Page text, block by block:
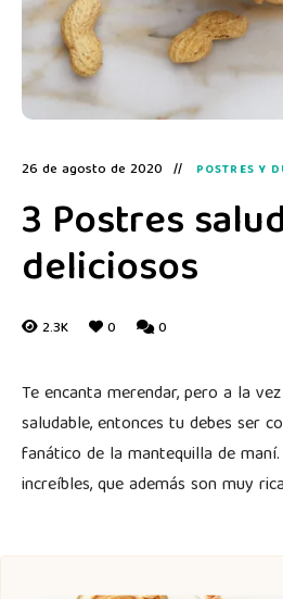
26 de agosto de 2020 POSTRES Y
3 Postres
deliciosos
2.3K 0 0
Te encanta merendar, pero a la
saludable, entonces tu debes ser
fanático de la mantequilla de
increíbles, que además son muy